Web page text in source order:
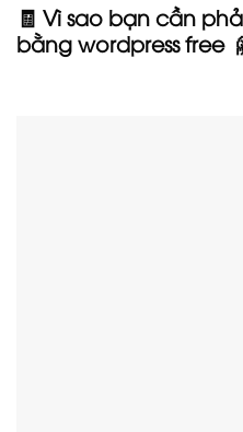
🧾 Vì sao bạn cần
bằng wordpress free